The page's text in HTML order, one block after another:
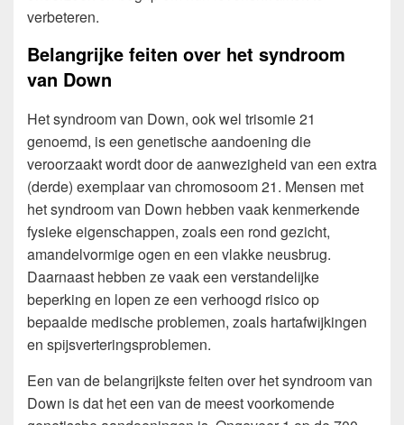
verbeteren.
Belangrijke feiten over het syndroom
van Down
Het syndroom van Down, ook wel trisomie 21
genoemd, is een genetische aandoening die
veroorzaakt wordt door de aanwezigheid van een extra
(derde) exemplaar van chromosoom 21. Mensen met
het syndroom van Down hebben vaak kenmerkende
fysieke eigenschappen, zoals een rond gezicht,
amandelvormige ogen en een vlakke neusbrug.
Daarnaast hebben ze vaak een verstandelijke
beperking en lopen ze een verhoogd risico op
bepaalde medische problemen, zoals hartafwijkingen
en spijsverteringsproblemen.
Een van de belangrijkste feiten over het syndroom van
Down is dat het een van de meest voorkomende